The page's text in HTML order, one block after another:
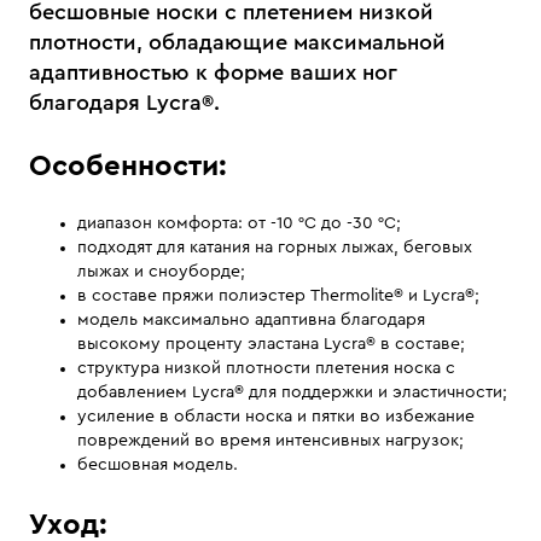
бесшовные носки с плетением низкой
плотности, обладающие максимальной
адаптивностью к форме ваших ног
благодаря Lycra®.
Особенности:
диапазон комфорта: от -10 °С до -30 °С;
подходят для катания на горных лыжах, беговых
лыжах и сноуборде;
в составе пряжи полиэстер Thermolite® и Lycra®;
модель максимально адаптивна благодаря
высокому проценту эластана Lycra® в составе;
структура низкой плотности плетения носка с
добавлением Lycra® для поддержки и эластичности;
усиление в области носка и пятки во избежание
повреждений во время интенсивных нагрузок;
бесшовная модель.
Уход: